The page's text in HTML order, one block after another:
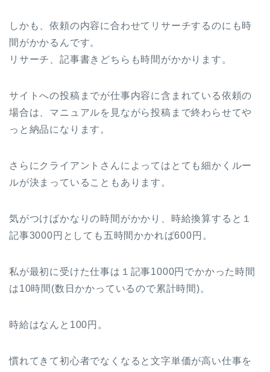
しかも、依頼の内容に合わせてリサーチするのにも時
間がかかるんです。
リサーチ、記事書きどちらも時間がかかります。
サイトへの投稿までが仕事内容に含まれている依頼の
場合は、マニュアルを見ながら投稿まで終わらせてや
っと納品になります。
さらにクライアントさんによってはとても細かくルー
ルが決まっていることもあります。
気がつけばかなりの時間がかかり、時給換算すると１
記事3000円としても五時間かかれば600円。
私が最初に受けた仕事は１記事1000円でかかった時間
は10時間(数日かかっているので累計時間)。
時給はなんと100円。
慣れてきて初心者でなくなると文字単価が高い仕事を